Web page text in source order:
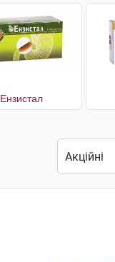
Ензистал